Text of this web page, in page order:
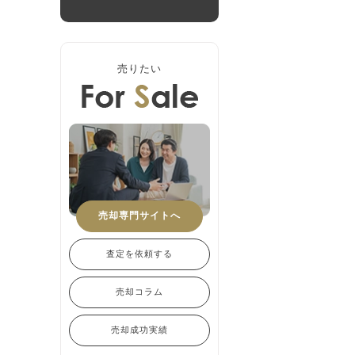
売りたい
売却専門サイトへ
査定を依頼する
売却コラム
売却成功実績